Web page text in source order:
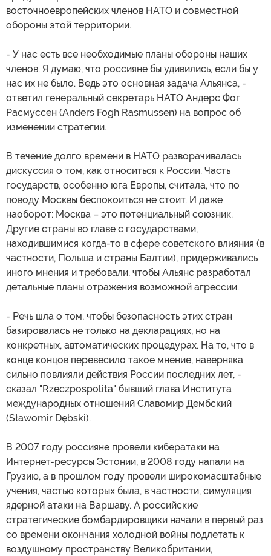
восточноевропейских членов НАТО и совместной
обороны этой территории.
- У нас есть все необходимые планы обороны наших
членов. Я думаю, что россияне бы удивились, если бы у
нас их не было. Ведь это основная задача Альянса, -
ответил генеральный секретарь НАТО Андерс Фог
Расмуссен (Anders Fogh Rasmussen) на вопрос об
изменении стратегии.
В течение долго времени в НАТО разворачивалась
дискуссия о том, как относиться к России. Часть
государств, особенно юга Европы, считала, что по
поводу Москвы беспокоиться не стоит. И даже
наоборот: Москва – это потенциальный союзник.
Другие страны во главе с государствами,
находившимися когда-то в сфере советского влияния (в
частности, Польша и страны Балтии), придерживались
иного мнения и требовали, чтобы Альянс разработал
детальные планы отражения возможной агрессии.
- Речь шла о том, чтобы безопасность этих стран
базировалась не только на декларациях, но на
конкретных, автоматических процедурах. На то, что в
конце концов перевесило такое мнение, наверняка
сильно повлияли действия России последних лет, -
сказал "Rzeczpospolita" бывший глава Института
международных отношений Славомир Дембский
(Sławomir Dębski).
В 2007 году россияне провели кибератаки на
Интернет-ресурсы Эстонии, в 2008 году напали на
Грузию, а в прошлом году провели широкомасштабные
учения, частью которых была, в частности, симуляция
ядерной атаки на Варшаву. А российские
стратегические бомбардировщики начали в первый раз
со времени окончания холодной войны подлетать к
воздушному пространству Великобритании,